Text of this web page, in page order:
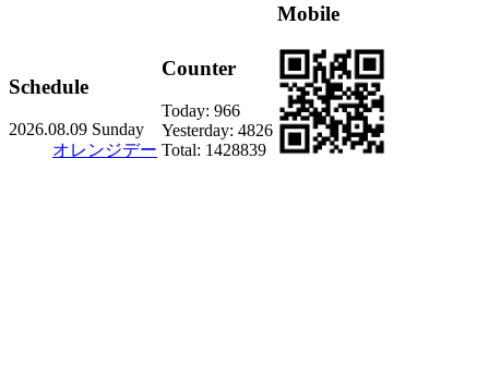
Schedule
2026.08.09 Sunday
オレンジデー
Counter
Today: 966
Yesterday: 4826
Total: 1428839
Mobile